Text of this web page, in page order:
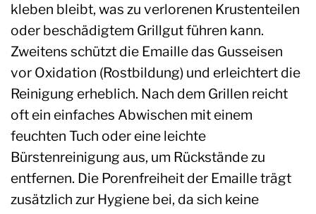
kleben bleibt, was zu verlorenen Krustenteilen
oder beschädigtem Grillgut führen kann.
Zweitens schützt die Emaille das Gusseisen
vor Oxidation (Rostbildung) und erleichtert die
Reinigung erheblich. Nach dem Grillen reicht
oft ein einfaches Abwischen mit einem
feuchten Tuch oder eine leichte
Bürstenreinigung aus, um Rückstände zu
entfernen. Die Porenfreiheit der Emaille trägt
zusätzlich zur Hygiene bei, da sich keine